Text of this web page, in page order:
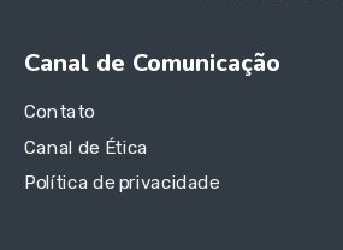
Canal de Comunicação
Contato
Canal de Ética
Política de privacidade